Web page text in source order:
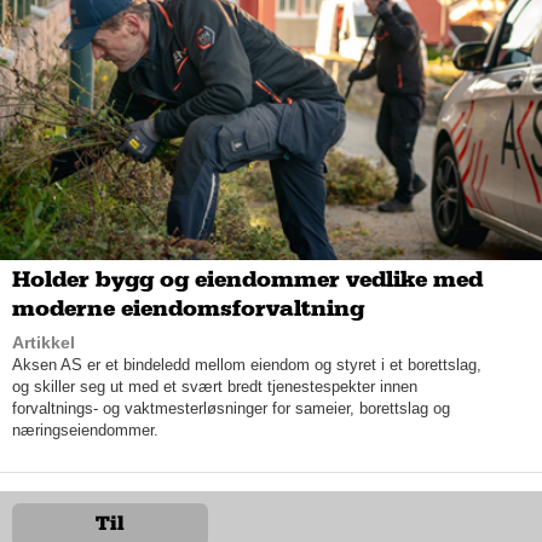
er helt frem til våren 2023, poengterer Petter.
Selv om det knapt er tre måneder siden oppstarten av
nettbutikken Ildfag.no, har de fire ansatte i bedriften hatt mer
enn nok å gjøre, og med et kontor og showroom som ikke er
ferdigbygget enda, selger peisene fra Nordflam likevel som
glovarmt hvetebrød via nettbutikken.
Holder bygg og eiendommer vedlike med
moderne eiendomsforvaltning
Artikkel
Aksen AS er et bindeledd mellom eiendom og styret i et borettslag,
og skiller seg ut med et svært bredt tjenestespekter innen
forvaltnings- og vaktmesterløsninger for sameier, borettslag og
næringseiendommer.
Til